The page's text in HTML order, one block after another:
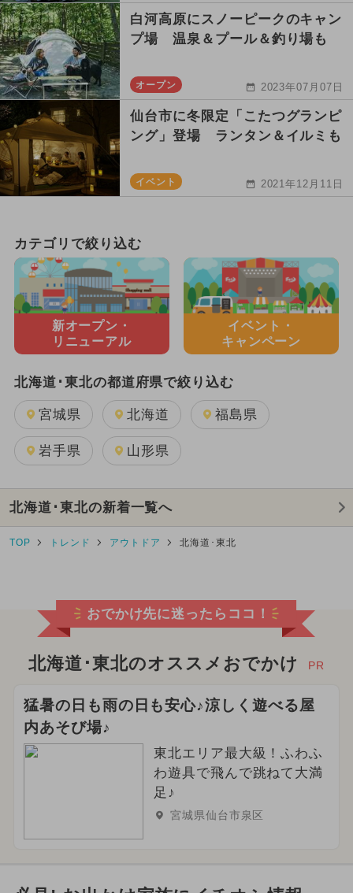
白河高原にスノーピークのキャン
プ場 温泉＆プール＆釣り場も
オープン 2023年07月07日
仙台市に冬限定「こたつグランピ
ング」登場 ランタン＆イルミも
イベント 2021年12月11日
カテゴリで絞り込む
新オープン・
リニューアル
イベント・
キャンペーン
北海道･東北の都道府県で絞り込む
宮城県 北海道 福島県
岩手県 山形県
北海道･東北の新着一覧へ
TOP トレンド アウトドア 北海道･東北
おでかけ先に迷ったらココ！
北海道･東北のオススメおでかけ PR
猛暑の日も雨の日も安心♪涼しく遊べる屋
内あそび場♪
東北エリア最大級！ふわふ
わ遊具で飛んで跳ねて大満
足♪
宮城県仙台市泉区